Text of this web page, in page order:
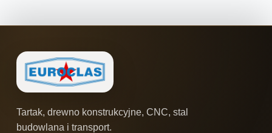
Tartak, drewno konstrukcyjne, CNC, stal
budowlana i transport.